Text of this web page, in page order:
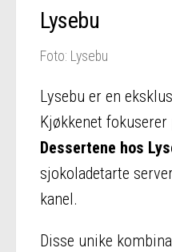
Lysebu
Foto: Lysebu
Lysebu er en
Kjøkkenet
Dessertene hos
sjokoladetarte
kanel​.
Disse unike